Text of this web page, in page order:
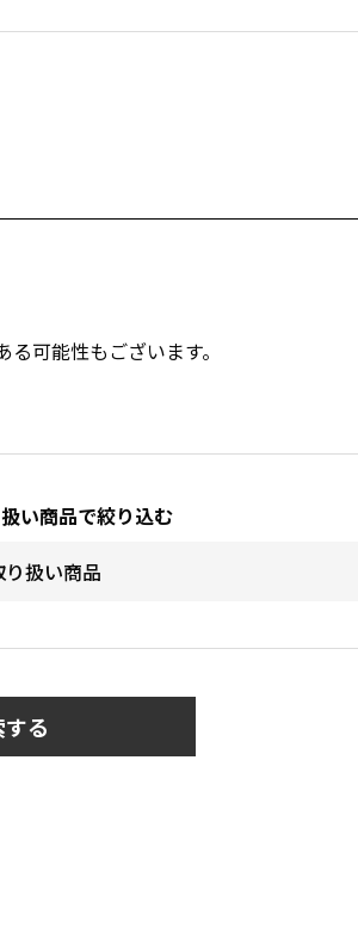
可能性もございます。
い商品で絞り込む
る